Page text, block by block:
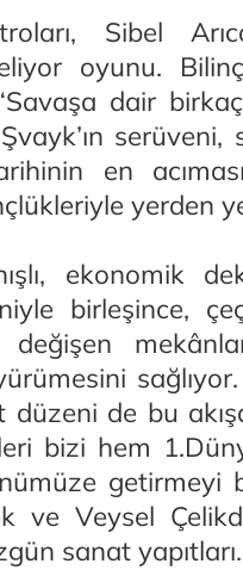
Sibel
oyunu.
“Savaşa dair
serüveni,
en
yerden
ekonomik
birleşince,
sağlıyor.
de bu
bizi hem
getirmeyi
ve Veysel
sanat